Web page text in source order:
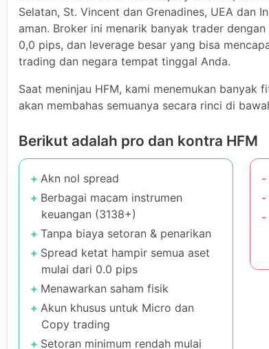
menarik banyak trader dengan menawarkan
besar yang bisa mencapai 1:1000 tergantung
Anda.
Saat meninjau HFM, kami menemukan banyak
membahas semuanya secara rinci di bawah ini.
Akn nol spread
Berbagai macam instrumen
keuangan (3138+)
Tanpa biaya setoran & penarikan
Spread ketat hampir semua aset
mulai dari 0.0 pips
Menawarkan saham fisik
Akun khusus untuk Micro dan Copy
trading
Setoran minimum rendah mulai dari
$5